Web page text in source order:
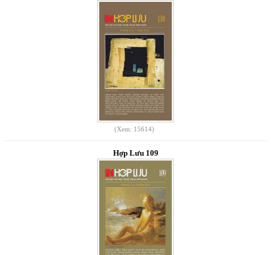
(Xem: 15614)
Hợp Lưu 109